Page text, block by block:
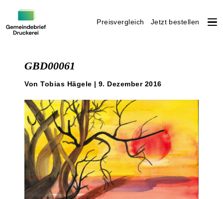
Preisvergleich Jetzt bestellen
GBD00061
Von Tobias Hägele | 9. Dezember 2016